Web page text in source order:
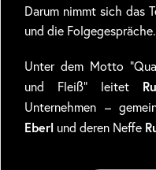
Darum nimmt sich das
und die Folgegespräche.
Unter dem Motto
und Fleiß” leitet
Unternehmen –
Eberl und deren Neffe